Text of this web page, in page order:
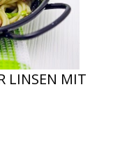
LINSEN MIT